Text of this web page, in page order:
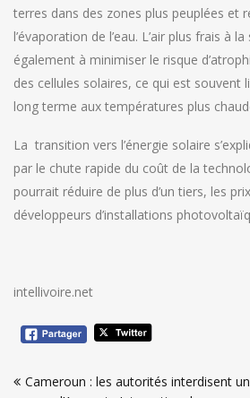
terres dans des zones plus peuplées et
l’évaporation de l’eau. L’air plus frais à
également à minimiser le risque
des cellules solaires, ce qui est souvent
long terme aux températures plus
La transition vers l’énergie solaire
par le chute rapide du coût de la
pourrait réduire de plus d’un tiers, les
développeurs d’installations
intellivoire.net
Cameroun : les autorités interdisent